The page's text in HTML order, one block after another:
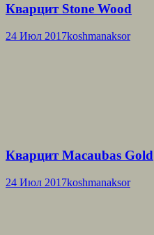
Кварцит Stone Wood
24 Июл 2017koshmanaksor
Кварцит Macaubas Gold
24 Июл 2017koshmanaksor